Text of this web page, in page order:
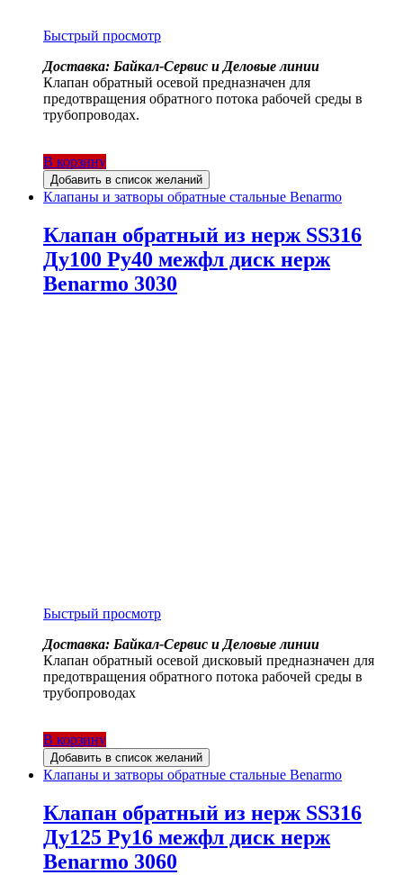
Быстрый просмотр
Доставка: Байкал-Сервис и Деловые линии
Клапан обратный осевой предназначен для
предотвращения обратного потока рабочей среды в
трубопроводах.
В корзину
Добавить в список желаний
Клапаны и затворы обратные стальные Benarmo
Клапан обратный из нерж SS316
Ду100 Ру40 межфл диск нерж
Benarmo 3030
Быстрый просмотр
Доставка: Байкал-Сервис и Деловые линии
Клапан обратный осевой дисковый предназначен для
предотвращения обратного потока рабочей среды в
трубопроводах
В корзину
Добавить в список желаний
Клапаны и затворы обратные стальные Benarmo
Клапан обратный из нерж SS316
Ду125 Ру16 межфл диск нерж
Benarmo 3060